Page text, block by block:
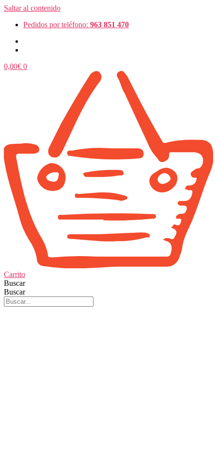
Saltar al contenido
Pedidos por teléfono: 963 851 470
0,00€ 0
Carrito
Buscar
Buscar